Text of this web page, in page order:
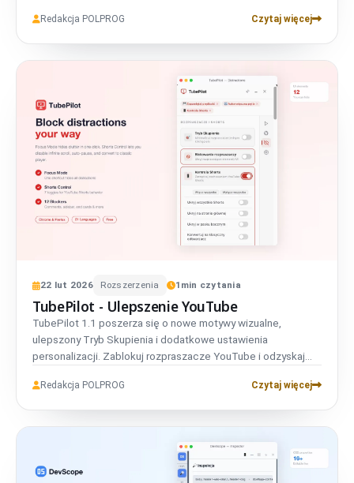
Redakcja POLPROG Czytaj więcej
22 lut 2026 Rozszerzenia 1 min czytania
TubePilot - Ulepszenie YouTube
TubePilot 1.1 poszerza się o nowe motywy wizualne,
ulepszony Tryb Skupienia i dodatkowe ustawienia
personalizacji. Zablokuj rozpraszacze YouTube i odzyskaj
Redakcja POLPROG Czytaj więcej